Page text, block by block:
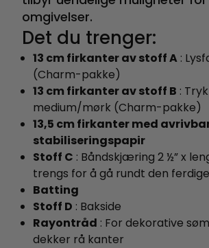
omgivelser.
Det du trenger:
13 cm firkanter av stoff A :
(Charm-pakke)
13 cm firkanter av stoff B :
medium/mørk (Charm-pakke)
13,5 cm firkanter med
stabiliseringspapir
Stoff C : Båndskjæring 2 ½” x
trengs for å gå rundt den
Batting
Stoff D : Bakside
Rayontråd : For dekorative
dekker rå kanter